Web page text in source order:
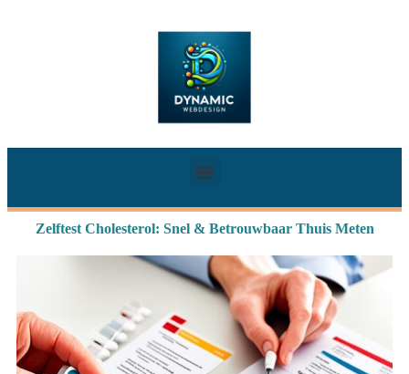
Zelftest Cholesterol: Snel & Betrouwbaar Thuis Meten